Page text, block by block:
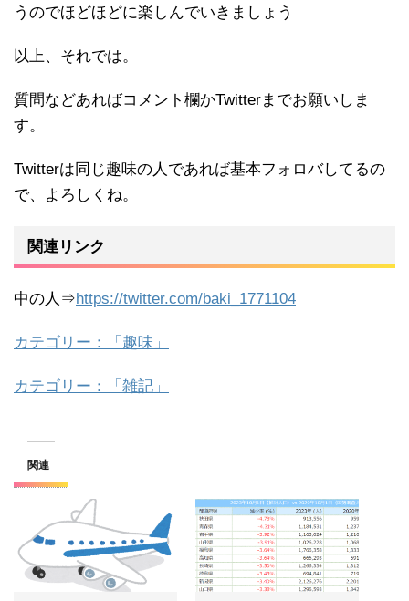
うのでほどほどに楽しんでいきましょう
以上、それでは。
質問などあればコメント欄かTwitterまでお願いしま
す。
Twitterは同じ趣味の人であれば基本フォロバしてるの
で、よろしくね。
関連リンク
中の人⇒https://twitter.com/baki_1771104
カテゴリー：「趣味」
カテゴリー：「雑記」
関連